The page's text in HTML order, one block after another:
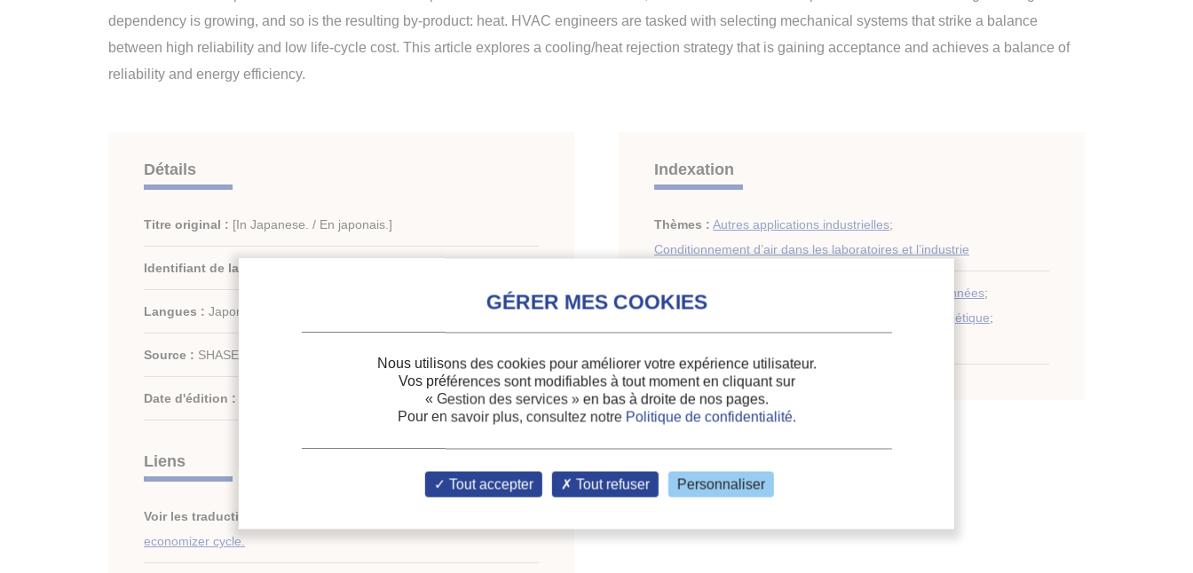
dependency is growing, and so is the resulting by-product: heat. HVAC engineers are tasked with selecting mechanical systems that strike a balance
between high reliability and low life-cycle cost. This article explores a cooling/heat rejection strategy that is gaining acceptance and achieves a balance of
reliability and energy efficiency.
Détails
Titre original : [In Japanese. / En japonais.]
Identifiant de la fiche :
Langues : Japonais
Source : SHASE - vol. 86 - n. 3
Date d'édition :
Liens
Voir les traductions :
economizer cycle.
Indexation
Thèmes : Autres applications industrielles;
Conditionnement d’air dans les laboratoires et l’industrie
Mots-clés : Centre de données;
Efficacité énergétique;
Nous utilisons des cookies pour améliorer votre expérience utilisateur.
Vos préférences sont modifiables à tout moment en cliquant sur
« Gestion des services » en bas à droite de nos pages.
Pour en savoir plus, consultez notre Politique de confidentialité.
Tout accepter Tout refuser Personnaliser